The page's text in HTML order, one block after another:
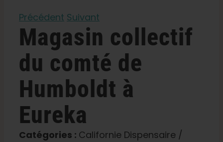
Presse
A propos de
Chasse au phéno
Préserver le patrimoine génétique des
Précédent Suivant
Magasin collectif
du comté de
Humboldt à
Eureka
Catégories : Californie Dispensaire /